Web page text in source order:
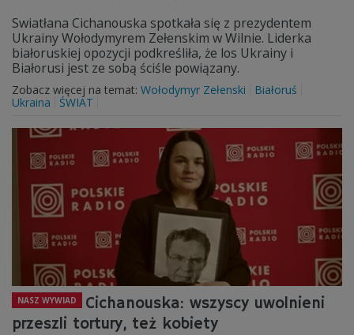
Swiatłana Cichanouska spotkała się z prezydentem
Ukrainy Wołodymyrem Zełenskim w Wilnie. Liderka
białoruskiej opozycji podkreśliła, że los Ukrainy i
Białorusi jest ze sobą ściśle powiązany.
Zobacz więcej na temat: Wołodymyr Zełenski
Białoruś
Ukraina
ŚWIAT
NASZ WYWIAD
Cichanouska: wszyscy uwolnieni
przeszli tortury, też kobiety